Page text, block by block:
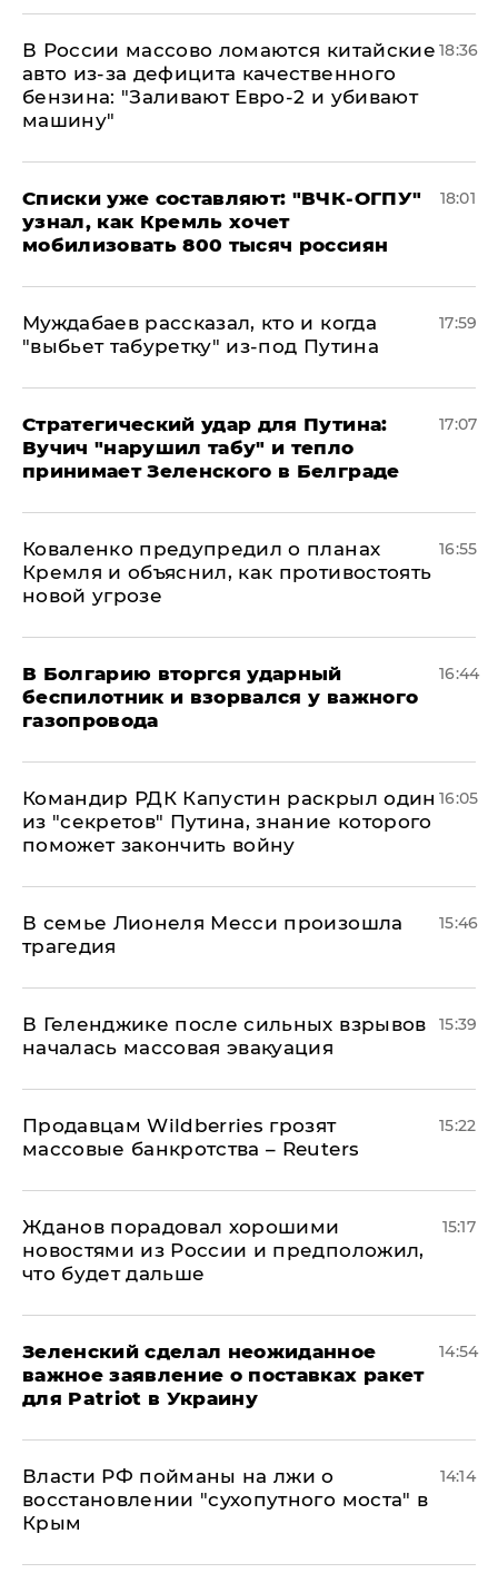
В России массово ломаются китайские
авто из-за дефицита качественного
бензина: "Заливают Евро-2 и убивают
машину"
18:36
Списки уже составляют: "ВЧК-ОГПУ"
узнал, как Кремль хочет
мобилизовать 800 тысяч россиян
18:01
Муждабаев рассказал, кто и когда
"выбьет табуретку" из-под Путина
17:59
Стратегический удар для Путина:
Вучич "нарушил табу" и тепло
принимает Зеленского в Белграде
17:07
Коваленко предупредил о планах
Кремля и объяснил, как противостоять
новой угрозе
16:55
В Болгарию вторгся ударный
беспилотник и взорвался у важного
газопровода
16:44
Командир РДК Капустин раскрыл один
из "секретов" Путина, знание которого
поможет закончить войну
16:05
В семье Лионеля Месси произошла
трагедия
15:46
В Геленджике после сильных взрывов
началась массовая эвакуация
15:39
Продавцам Wildberries грозят
массовые банкротства – Reuters
15:22
Жданов порадовал хорошими
новостями из России и предположил,
что будет дальше
15:17
Зеленский сделал неожиданное
важное заявление о поставках ракет
для Patriot в Украину
14:54
Власти РФ пойманы на лжи о
восстановлении "сухопутного моста" в
Крым
14:14